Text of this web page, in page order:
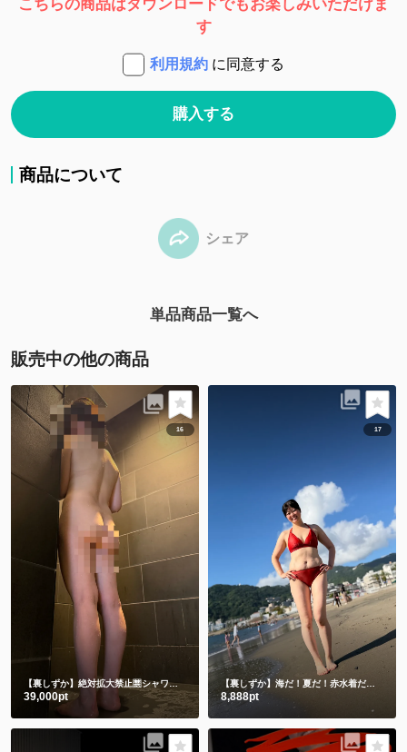
こちらの商品はダウンロードでもお楽しみいただけま
す
利用規約 に同意する
購入する
商品について
シェア
単品商品一覧へ
販売中の他の商品
16
【裏しずか】絶対拡大禁止🈲シャワー動画🎥 立ちシャワーと床座りシャワー🫣
39,000pt
17
【裏しずか】海だ！夏だ！赤水着だー💗
8,888pt